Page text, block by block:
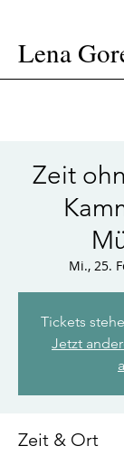
Lena
Zeit
Mi., 25.
Tickets
Jetzt
Zeit & Ort